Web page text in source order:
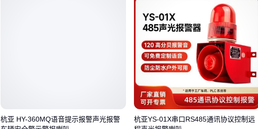
环境适配类：如防水设备箱、防爆接线盒，用于保护主机免
受潮湿、腐蚀或极端温度影响
电气保护类：设备接地线、防雷保护器
等，避免电流波动
继电器输出模块
、信号增强器等，满足特殊
杭亚 HY-360MQ语音提示报警声光报警
杭亚YS-01X串口RS485通讯协议控制远